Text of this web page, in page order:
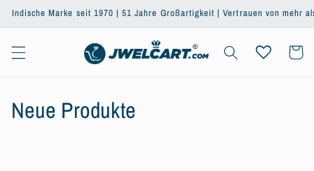
zum
Inhalt
Marke seit 1970 | 51 Jahre Großartigkeit | Vertrauen von mehr als
K
Neue Produkte